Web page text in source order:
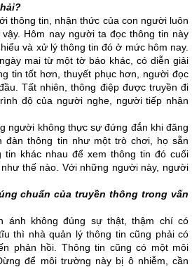
thông tin, nhận thức của con người luôn
Hôm nay người ta đọc thông tin này
và xử lý thông tin đó ở mức hôm nay.
mai từ một tờ báo khác, có diễn giải
tin tốt hơn, thuyết phục hơn, người đọc
Tất nhiên, thông điệp được truyền đi
độ của người nghe, người tiếp nhận
người không thực sự đứng đắn khi đăng
đàn thông tin như một trò chơi, họ sẵn
tin khác nhau để xem thông tin đó cuối
thế nào. Với những người này, người
chuẩn của truyền thông trong vấn
ánh không đúng sự thật, thậm chí có
thì nhà quản lý thông tin cũng phải có
phản hồi. Thông tin cũng có một môi
để môi trường này bị ô nhiễm, cần